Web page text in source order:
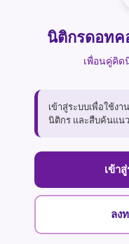
นิติกรดอทค
เพื่อนคู่คิด
เข้าสู่ระบบเพื่อใช้ง
นิติกร และสืบค้นแน
เข้า
ลง